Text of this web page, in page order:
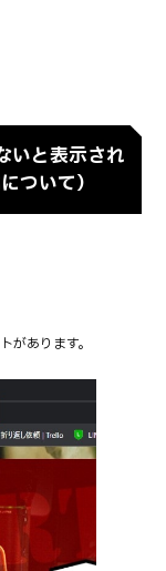
いと表示され
ついて）
があります。